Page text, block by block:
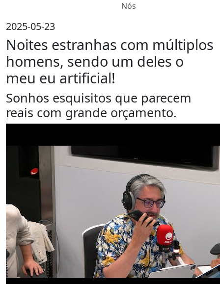
Nós
2025-05-23
Noites estranhas com múltiplos
homens, sendo um deles o
meu eu artificial!
Sonhos esquisitos que parecem
reais com grande orçamento.